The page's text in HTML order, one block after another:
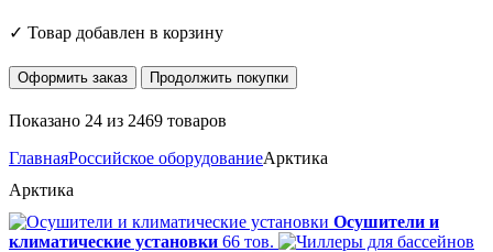
✓ Товар добавлен в корзину
Оформить заказ Продолжить покупки
Показано 24 из 2469 товаров
ГлавнаяРоссийское оборудованиеАрктика
Арктика
Осушители и
климатические установки 66 тов.